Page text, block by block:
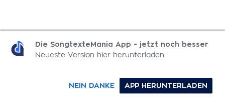
Die SongtexteMania App - jetzt noch besser
Neueste Version hier herunterladen
APP HERUNTERLADEN
NEIN DANKE